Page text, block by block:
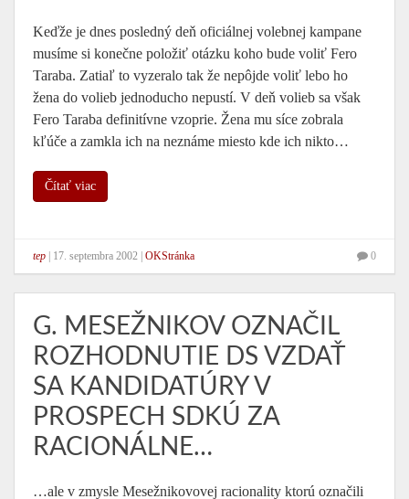
Keďže je dnes posledný deň oficiálnej volebnej kampane
musíme si konečne položiť otázku koho bude voliť Fero
Taraba. Zatiaľ to vyzeralo tak že nepôjde voliť lebo ho
žena do volieb jednoducho nepustí. V deň volieb sa však
Fero Taraba definitívne vzoprie. Žena mu síce zobrala
kľúče a zamkla ich na neznáme miesto kde ich nikto…
Čítať viac
tep 17. septembra 2002 OKStránka 0
G. MESEŽNIKOV OZNAČIL
ROZHODNUTIE DS VZDAŤ
SA KANDIDATÚRY V
PROSPECH SDKÚ ZA
RACIONÁLNE…
…ale v zmysle Mesežnikovovej racionality ktorú označili